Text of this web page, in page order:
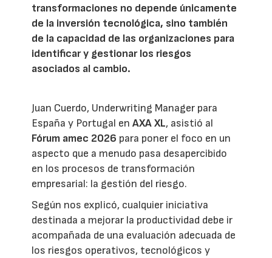
transformaciones no depende únicamente
de la inversión tecnológica, sino también
de la capacidad de las organizaciones para
identificar y gestionar los riesgos
asociados al cambio.
Juan Cuerdo, Underwriting Manager para
España y Portugal enAXA XL, asistió al
Fórum amec 2026 para poner el foco en un
aspecto que a menudo pasa desapercibido
en los procesos de transformación
empresarial: la gestión del riesgo.
Según nos explicó, cualquier iniciativa
destinada a mejorar la productividad debe ir
acompañada de una evaluación adecuada de
los riesgos operativos, tecnológicos y